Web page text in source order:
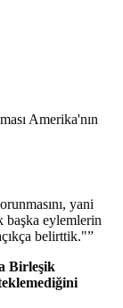
yani
başka eylemlerin
belirttik."”
Birleşik